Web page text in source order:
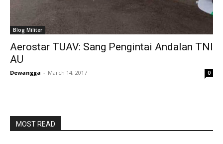
Blog Militer
Aerostar TUAV: Sang Pengintai Andalan TNI
AU
Dewangga - March 14, 2017 0
MOST READ